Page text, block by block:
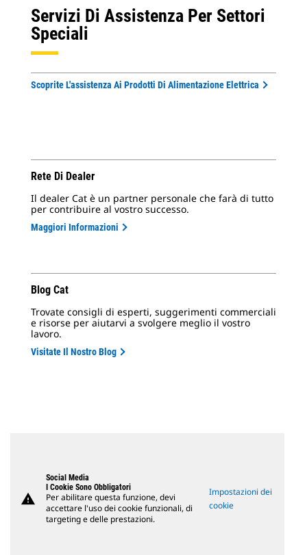
Servizi Di Assistenza Per Settori
Speciali
Scoprite L'assistenza Ai Prodotti Di Alimentazione Elettrica
Rete Di Dealer
Il dealer Cat è un partner personale che farà di tutto
per contribuire al vostro successo.
Maggiori Informazioni
Blog Cat
Trovate consigli di esperti, suggerimenti commerciali
e risorse per aiutarvi a svolgere meglio il vostro
lavoro.
Visitate Il Nostro Blog
warning
Social Media
I Cookie Sono Obbligatori
Per abilitare questa funzione, devi
accettare l'uso dei cookie funzionali, di
targeting e delle prestazioni.
Impostazioni dei
cookie